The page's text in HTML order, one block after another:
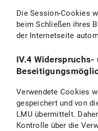
Die Session-Cookies
beim Schließen ihres
der Internetseite
IV.4 Widerspruchs-
Verwendete Cookies
gespeichert und von
LMU übermittelt.
Kontrolle über die